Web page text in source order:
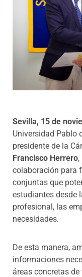
Sevilla, 15 de
Universidad Pablo
presidente de la
Francisco Herrero
colaboración para
conjuntas que
estudiantes desde
profesional, las
necesidades.
De esta manera,
informaciones
áreas concretas